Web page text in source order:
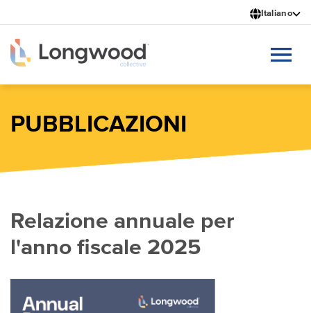
al
contenuto
principale
Italiano
PUBBLICAZIONI
Relazione annuale per
l'anno fiscale 2025